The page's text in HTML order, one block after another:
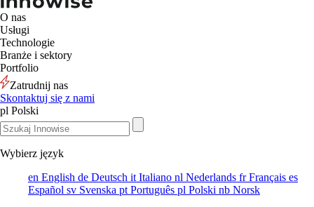
O nas
Usługi
Technologie
Branże i sektory
Portfolio
Zatrudnij nas
Skontaktuj się z nami
pl Polski
Wybierz język
en English de Deutsch it Italiano nl Nederlands frFrançais es
Español sv Svenska pt Português pl Polski nb Norsk